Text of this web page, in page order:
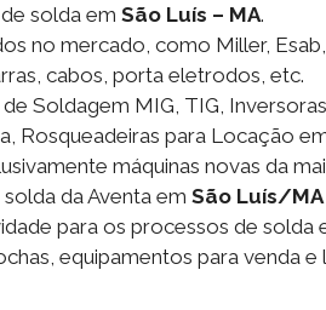
solda em São Luís – MA.
no mercado, como Miller,
cabos, porta eletrodos, etc.
Soldagem MIG, TIG,
Rosqueadeiras para Locação
máquinas novas da
da Aventa em São Luís/MA
para os processos de solda
equipamentos para venda